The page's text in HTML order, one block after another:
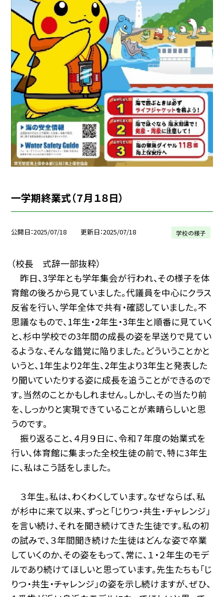
一学期終業式（７月１８日）
公開日 2025/07/18 更新日 2025/07/18 学校の様子
（校長 式辞一部抜粋）
昨日、3学年とも学年集会が行われ、その様子を体
育館の後ろから見ていました。代議員を中心にクラス
反省を行い、学年全体で共有・確認していました。不
思議なもので、1年生・2年生・3年生と順番に見ていく
と、杉中学校での3年間の成長の姿を早送りで見てい
るような、そんな錯覚に陥りました。どういうことかと
いうと、1年生より2年生、2年生より3年生と発表した
り聞いていたりする姿に成長を追うことができるので
す。当然のことかもしれません。しかし、その当たり前
を、しっかりと実現できていることが素晴らしいと思
うのです。
振り返ること、４月９日に、令和７年度の始業式を
行い、体育館に集まった全校生徒の前で、特に3年生
に、私はこう話をしました。
３年生。私は、わくわくしています。なぜならば、私
が杉中に来て以来、ずっと「じりつ・共生・チャレンジ」
を言い続け、それを聞き続けてきた生徒です。私の初
の試みで、３年間聞き続けた生徒はどんな姿で卒業
していくのか、その姿をもって、常に、１・２年生のモデ
ルであり続けてほしいと思っています。先生たちも「じ
りつ・共生・チャレンジ」の姿を示し続けますが、ぜひ、